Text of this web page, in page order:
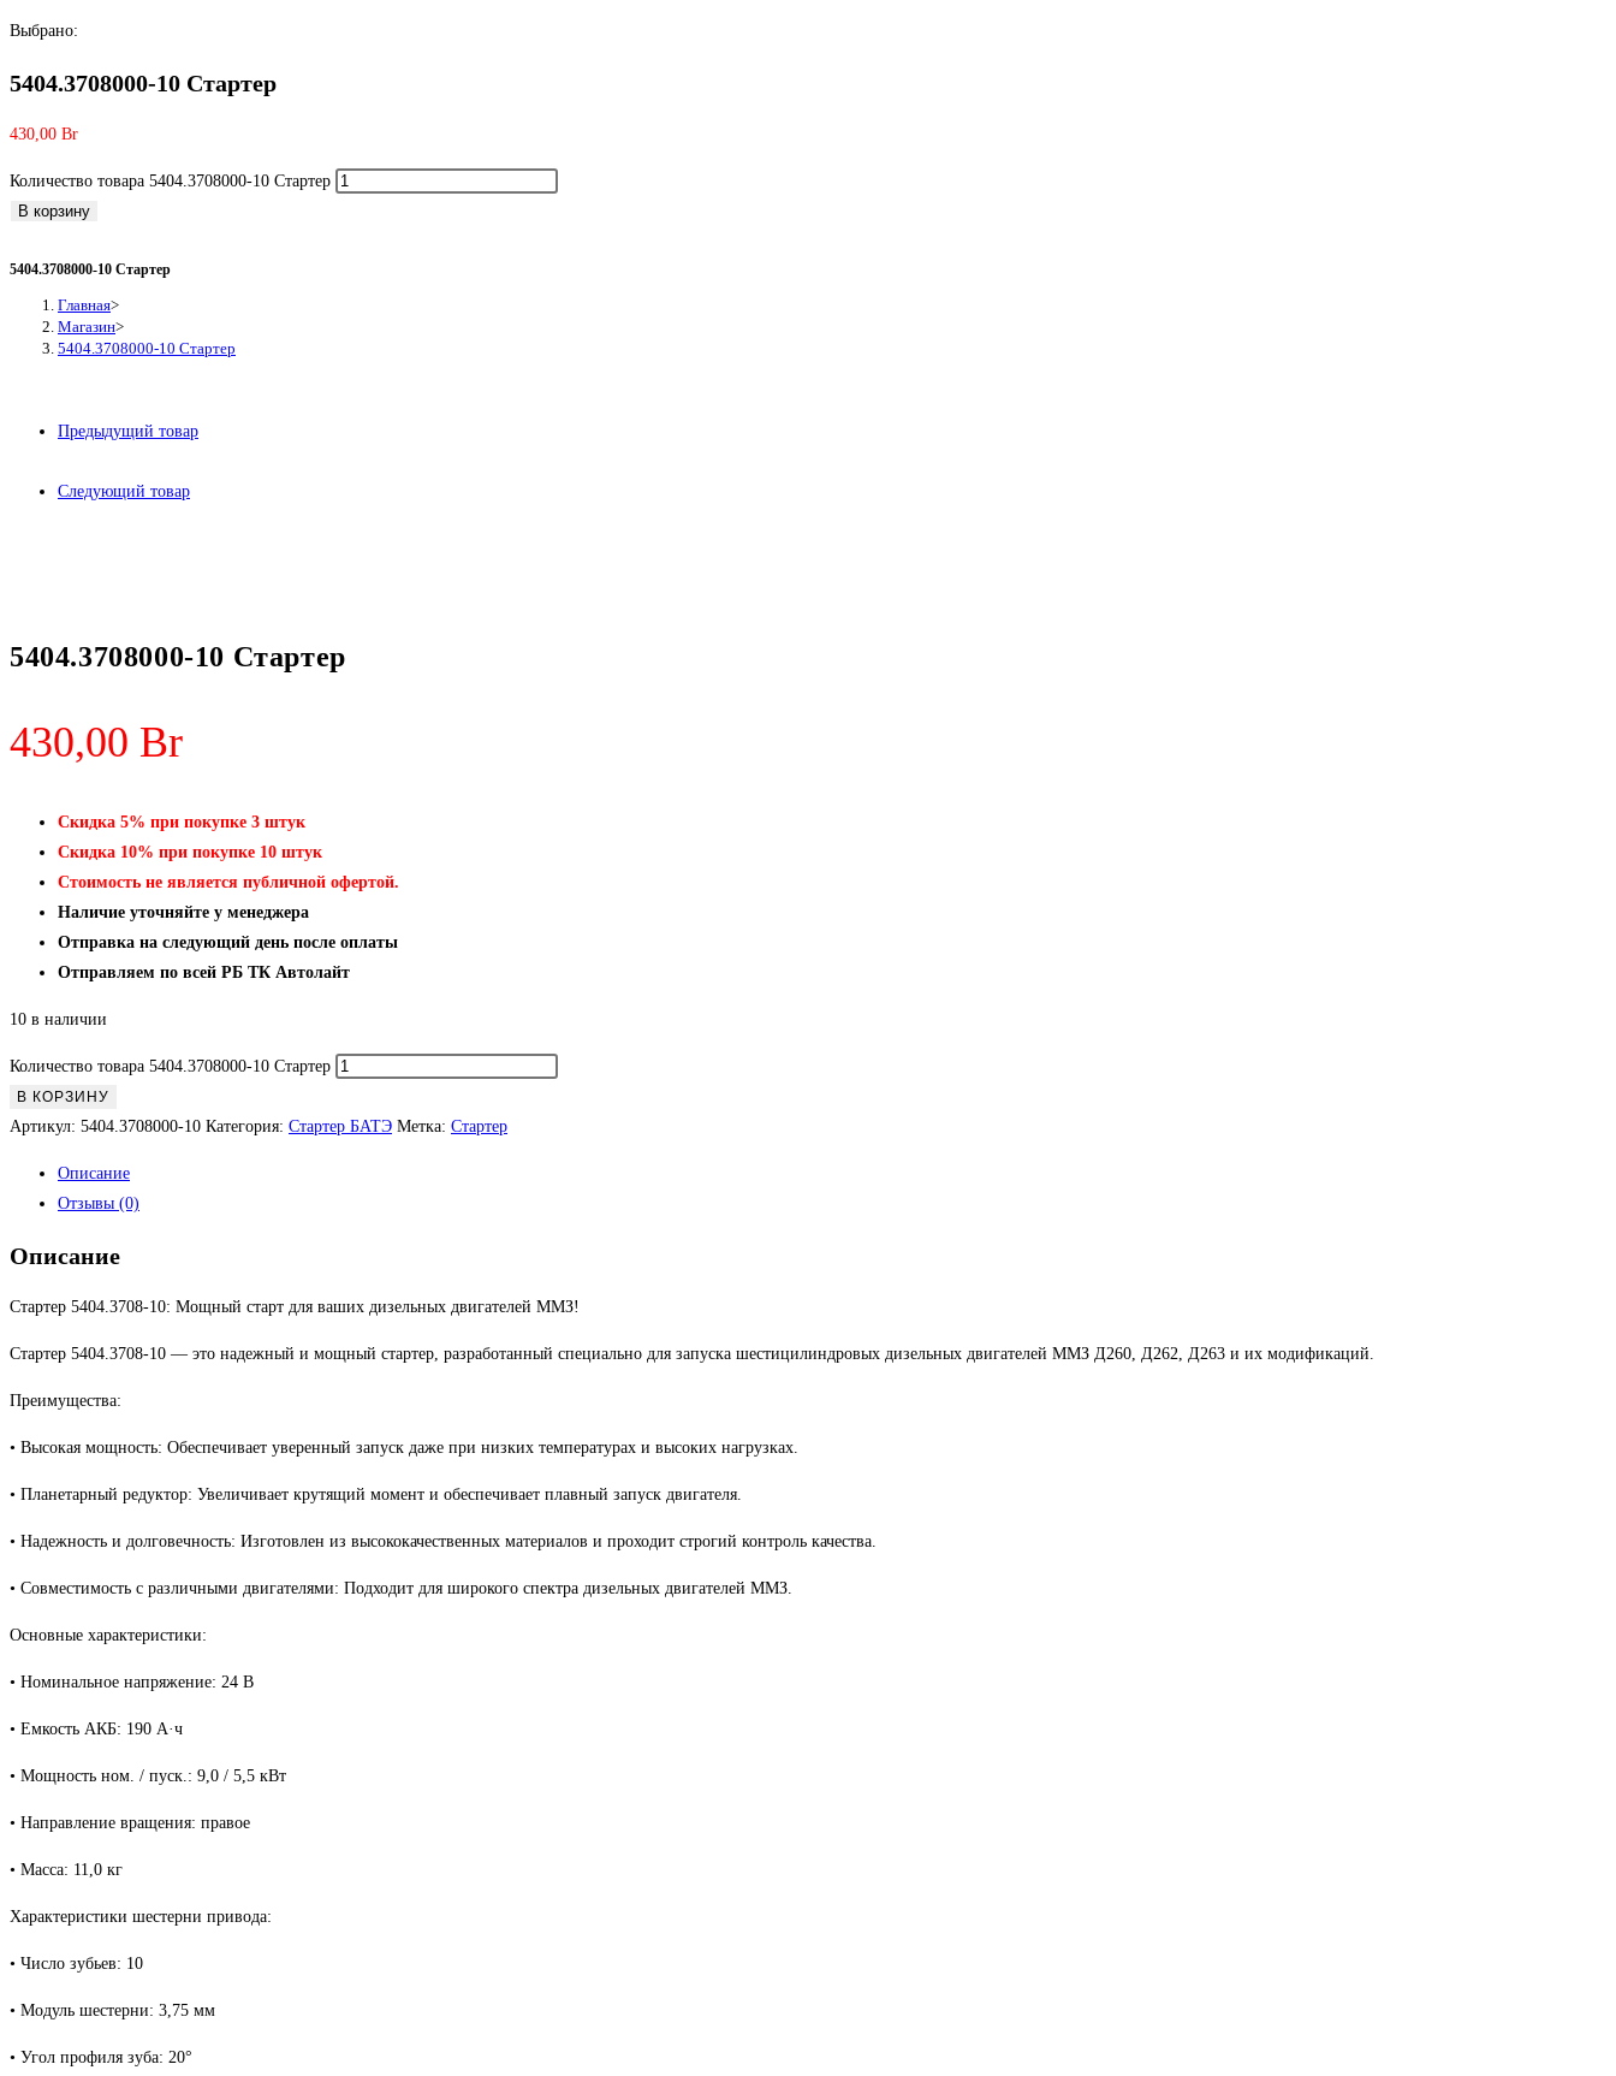
Выбрано:
5404.3708000-10 Стартер
430,00 Br
Количество товара 5404.3708000-10 Стартер
В корзину
5404.3708000-10 Стартер
Главная>
Магазин>
5404.3708000-10 Стартер
Предыдущий товар
Следующий товар
5404.3708000-10 Стартер
430,00 Br
Скидка 5% при покупке 3 штук
Скидка 10% при покупке 10 штук
Стоимость не является публичной офертой.
Наличие уточняйте у менеджера
Отправка на следующий день после оплаты
Отправляем по всей РБ ТК Автолайт
10 в наличии
Количество товара 5404.3708000-10 Стартер
В КОРЗИНУ
Артикул: 5404.3708000-10 Категория: Стартер БАТЭ Метка: Стартер
Описание
Отзывы (0)
Описание
Стартер 5404.3708-10: Мощный старт для ваших дизельных двигателей ММЗ!
Стартер 5404.3708-10 — это надежный и мощный стартер, разработанный специально для запуска шестицилиндровых дизельных двигателей ММЗ Д260, Д262, Д263 и их модификаций.
Преимущества:
• Высокая мощность: Обеспечивает уверенный запуск даже при низких температурах и высоких нагрузках.
• Планетарный редуктор: Увеличивает крутящий момент и обеспечивает плавный запуск двигателя.
• Надежность и долговечность: Изготовлен из высококачественных материалов и проходит строгий контроль качества.
• Совместимость с различными двигателями: Подходит для широкого спектра дизельных двигателей ММЗ.
Основные характеристики:
• Номинальное напряжение: 24 В
• Емкость АКБ: 190 А·ч
• Мощность ном. / пуск.: 9,0 / 5,5 кВт
• Направление вращения: правое
• Масса: 11,0 кг
Характеристики шестерни привода:
• Число зубьев: 10
• Модуль шестерни: 3,75 мм
• Угол профиля зуба: 20°